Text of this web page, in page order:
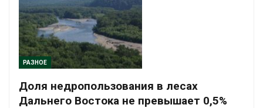
РАЗНОЕ
Доля недропользования в лесах
Дальнего Востока не превышает 0,5%